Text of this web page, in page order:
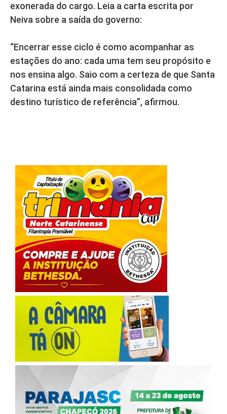
exonerada do cargo. Leia a carta escrita por
Neiva sobre a saída do governo:
“Encerrar esse ciclo é como acompanhar as
estações do ano: cada uma tem seu propósito e
nos ensina algo. Saio com a certeza de que Santa
Catarina está ainda mais consolidada como
destino turístico de referência”, afirmou.